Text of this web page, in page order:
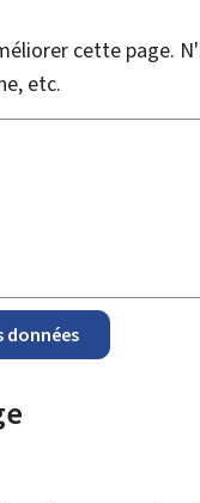
cette page.
etc.
données